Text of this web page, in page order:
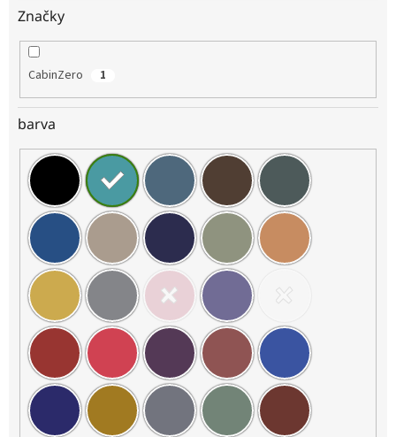
Značky
CabinZero 1
barva